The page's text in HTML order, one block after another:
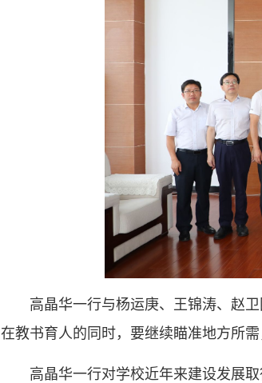
高晶华一行与杨运庚、王锦涛、赵
在教书育人的同时，要继续瞄准地方所
高晶华一行对学校近年来建设发展